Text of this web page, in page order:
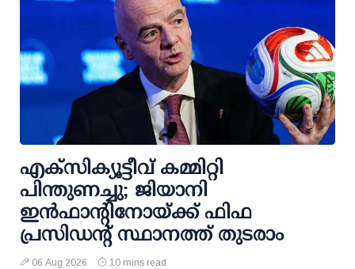
എക്സിക്യൂട്ടീവ് കമ്മിറ്റി
പിന്തുണച്ചു; ജിയാനി
ഇന്‍ഫാന്റിനോയ്ക്ക് ഫിഫ
പ്രസിഡന്റ് സ്ഥാനത്ത് തുടരാം
06 Aug 2026 10 mins read